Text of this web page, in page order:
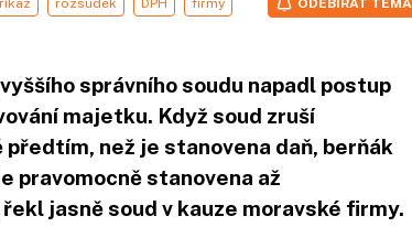
správního soudu napadl postup
majetku. Když soud zruší
než je stanovena daň, berňák
pravomocně stanovena až
jasně soud v kauze moravské firmy.